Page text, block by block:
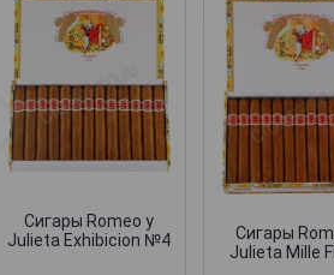
Сигары Romeo y
Julieta Exhibicion №4
Сигары
Julieta Mille